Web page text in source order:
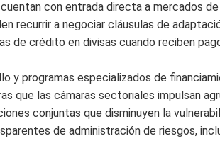
con entrada directa a mercados
recurrir a negociar cláusulas de
de crédito en divisas cuando reciben
y programas especializados de
que las cámaras sectoriales impulsan
conjuntas que disminuyen la
de administración de riesgos,